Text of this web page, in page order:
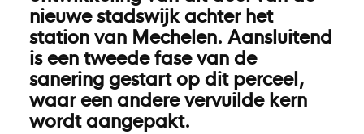
nieuwe stadswijk achter het
station van Mechelen. Aansluitend
is een tweede fase van de
sanering gestart op dit perceel,
waar een andere vervuilde kern
wordt aangepakt.